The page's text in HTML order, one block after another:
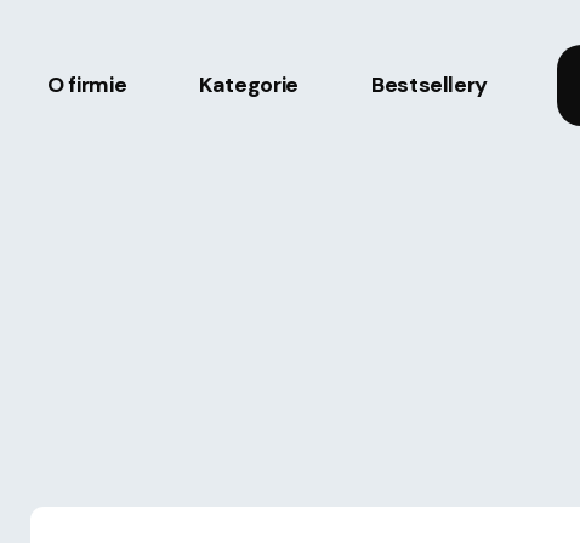
O firmie Kategorie Bestsellery